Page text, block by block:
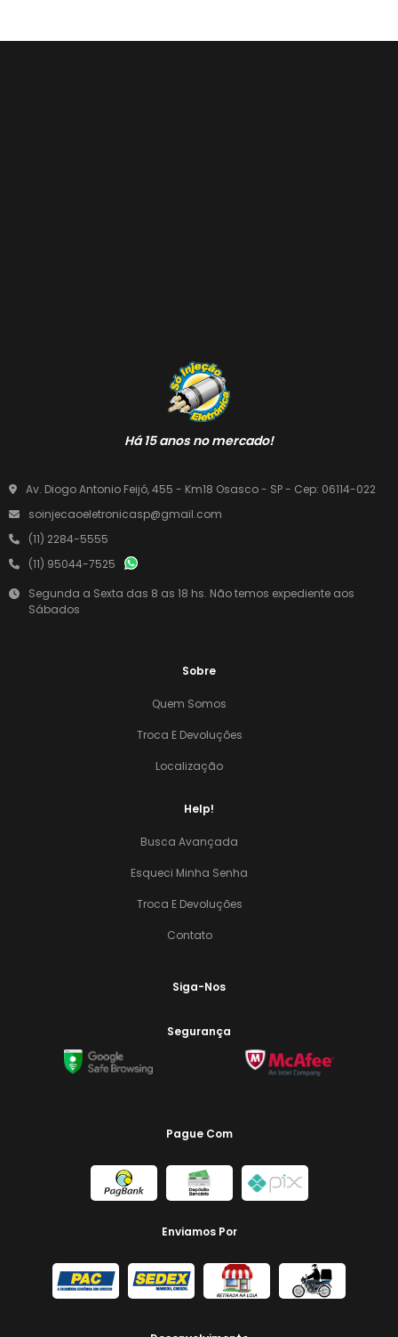
Há 15 anos no mercado!
Av. Diogo Antonio Feijó, 455 - Km18 Osasco - SP - Cep: 06114-022
soinjecaoeletronicasp@gmail.com
(11) 2284-5555
(11) 95044-7525
Segunda a Sexta das 8 as 18 hs. Não temos expediente aos
Sábados
Sobre
Quem Somos
Troca E Devoluções
Localização
Help!
Busca Avançada
Esqueci Minha Senha
Troca E Devoluções
Contato
Siga-Nos
Segurança
Pague Com
Enviamos Por